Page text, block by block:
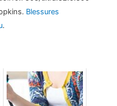
Blessures
.